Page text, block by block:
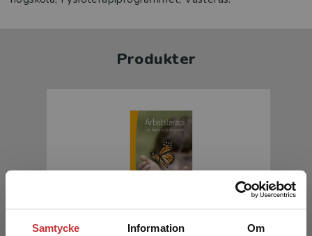
Samtycke Information Om
Produkter
Arbetsterapi för barn och ungdom